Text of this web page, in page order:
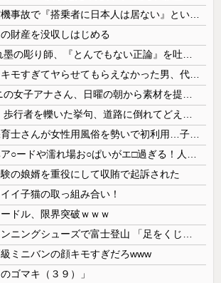
財産を没収しはじめる
の娘婿を重役にして収賄で起訴された
イ子猫の取っ組み合い！
ードル、限界突破ｗｗｗ
級ミニバンの顔キモすぎだろwww
ゴマキ（３９）」